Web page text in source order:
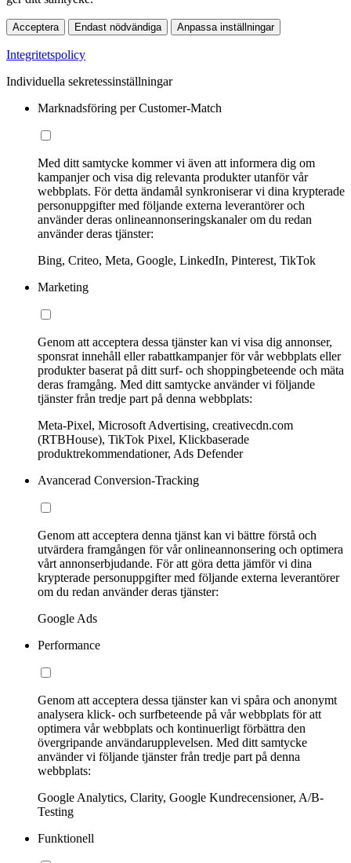
Acceptera Endast nödvändiga Anpassa inställningar
Integritetspolicy
Individuella sekretessinställningar
Marknadsföring per Customer-Match
Med ditt samtycke kommer vi även att informera dig om
kampanjer och visa dig relevanta produkter utanför vår
webbplats. För detta ändamål synkroniserar vi dina krypterade
personuppgifter med följande externa leverantörer och
använder deras onlineannonseringskanaler om du redan
använder deras tjänster:
Bing, Criteo, Meta, Google, LinkedIn, Pinterest, TikTok
Marketing
Genom att acceptera dessa tjänster kan vi visa dig annonser,
sponsrat innehåll eller rabattkampanjer för vår webbplats eller
produkter baserat på ditt surf- och shoppingbeteende och mäta
deras framgång. Med ditt samtycke använder vi följande
tjänster från tredje part på denna webbplats:
Meta-Pixel, Microsoft Advertising, creativecdn.com
(RTBHouse), TikTok Pixel, Klickbaserade
produktrekommendationer, Ads Defender
Avancerad Conversion-Tracking
Genom att acceptera denna tjänst kan vi bättre förstå och
utvärdera framgången för vår onlineannonsering och optimera
vårt annonserbjudande. För att göra detta jämför vi dina
krypterade personuppgifter med följande externa leverantörer
om du redan använder deras tjänster:
Google Ads
Performance
Genom att acceptera dessa tjänster kan vi spåra och anonymt
analysera klick- och surfbeteende på vår webbplats för att
optimera vår webbplats och kontinuerligt förbättra den
övergripande användarupplevelsen. Med ditt samtycke
använder vi följande tjänster från tredje part på denna
webbplats:
Google Analytics, Clarity, Google Kundrecensioner, A/B-
Testing
Funktionell